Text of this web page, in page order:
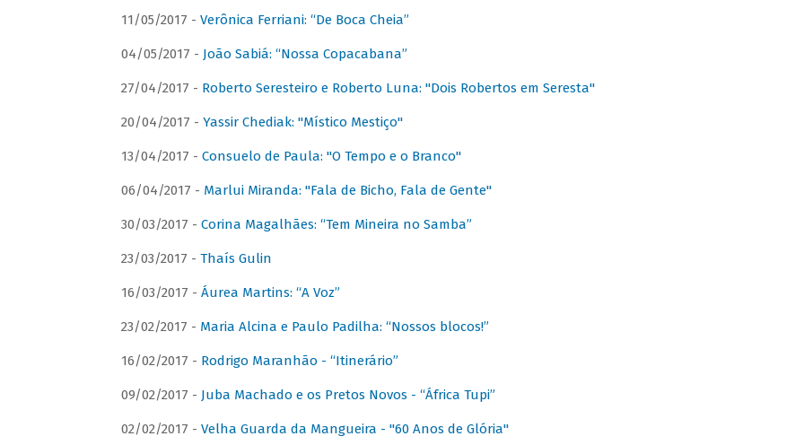
11/05/2017 - Verônica Ferriani: “De Boca Cheia”
04/05/2017 - João Sabiá: “Nossa Copacabana”
27/04/2017 - Roberto Seresteiro e Roberto Luna: "Dois Robertos em Seresta"
20/04/2017 - Yassir Chediak: "Místico Mestiço"
13/04/2017 - Consuelo de Paula: "O Tempo e o Branco"
06/04/2017 - Marlui Miranda: "Fala de Bicho, Fala de Gente"
30/03/2017 - Corina Magalhães: “Tem Mineira no Samba”
23/03/2017 - Thaís Gulin
16/03/2017 - Áurea Martins: “A Voz”
23/02/2017 - Maria Alcina e Paulo Padilha: “Nossos blocos!”
16/02/2017 - Rodrigo Maranhão - “Itinerário”
09/02/2017 - Juba Machado e os Pretos Novos - “África Tupi”
02/02/2017 - Velha Guarda da Mangueira - "60 Anos de Glória"